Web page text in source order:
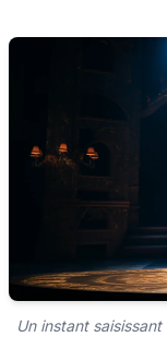
Un instant